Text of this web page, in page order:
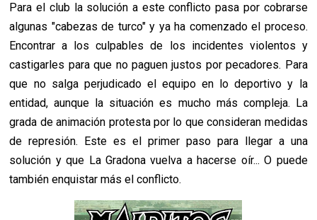
Para el club la solución a este conflicto pasa por cobrarse
algunas "cabezas de turco" y ya ha comenzado el proceso.
Encontrar a los culpables de los incidentes violentos y
castigarles para que no paguen justos por pecadores. Para
que no salga perjudicado el equipo en lo deportivo y la
entidad, aunque la situación es mucho más compleja. La
grada de animación protesta por lo que consideran medidas
de represión. Este es el primer paso para llegar a una
solución y que La Gradona vuelva a hacerse oír... O puede
también enquistar más el conflicto.